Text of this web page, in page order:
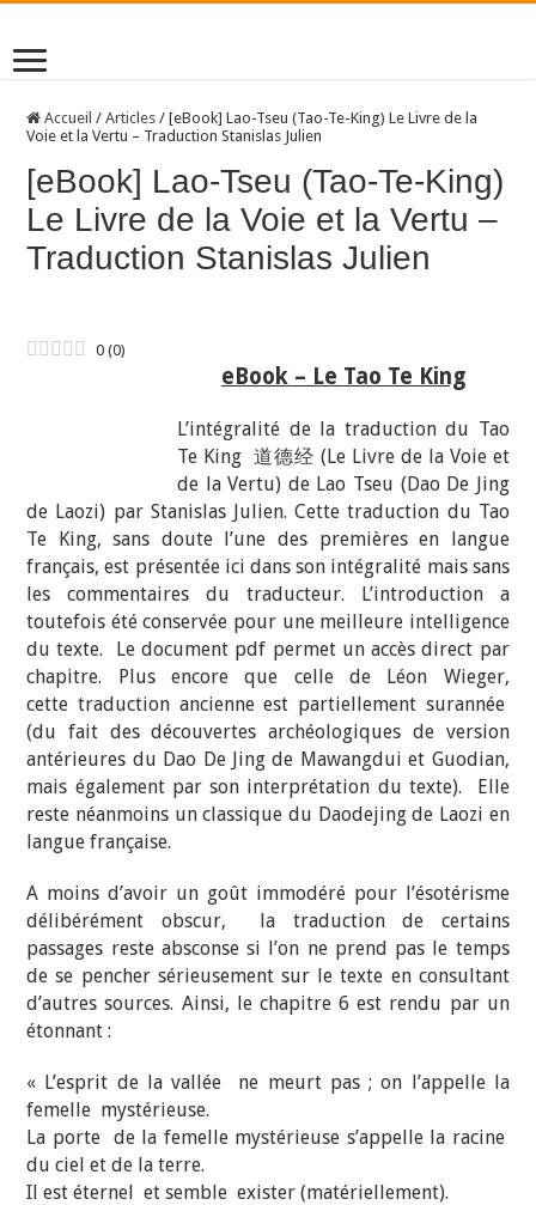
Accueil / Articles / [eBook] Lao-Tseu (Tao-Te-King) Le Livre de la
Voie et la Vertu – Traduction Stanislas Julien
[eBook] Lao-Tseu (Tao-Te-King)
Le Livre de la Voie et la Vertu –
Traduction Stanislas Julien
0 (0)
eBook – Le Tao Te King
L’intégralité de la traduction du Tao
Te King 道德经 (Le Livre de la Voie et
de la Vertu) de Lao Tseu (Dao De Jing
de Laozi) par Stanislas Julien. Cette traduction du Tao
Te King, sans doute l’une des premières en langue
français, est présentée ici dans son intégralité mais sans
les commentaires du traducteur. L’introduction a
toutefois été conservée pour une meilleure intelligence
du texte. Le document pdf permet un accès direct par
chapitre. Plus encore que celle de Léon Wieger,
cette traduction ancienne est partiellement surannée
(du fait des découvertes archéologiques de version
antérieures du Dao De Jing de Mawangdui et Guodian,
mais également par son interprétation du texte). Elle
reste néanmoins un classique du Daodejing de Laozi en
langue française.
A moins d’avoir un goût immodéré pour l’ésotérisme
délibérément obscur, la traduction de certains
passages reste absconse si l’on ne prend pas le temps
de se pencher sérieusement sur le texte en consultant
d’autres sources. Ainsi, le chapitre 6 est rendu par un
étonnant :
« L’esprit de la vallée ne meurt pas ; on l’appelle la
femelle mystérieuse.
La porte de la femelle mystérieuse s’appelle la racine
du ciel et de la terre.
Il est éternel et semble exister (matériellement).